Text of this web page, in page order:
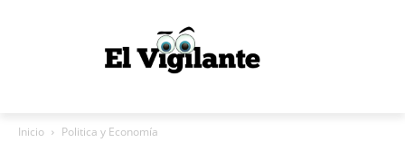
Inicio Politica y Economía